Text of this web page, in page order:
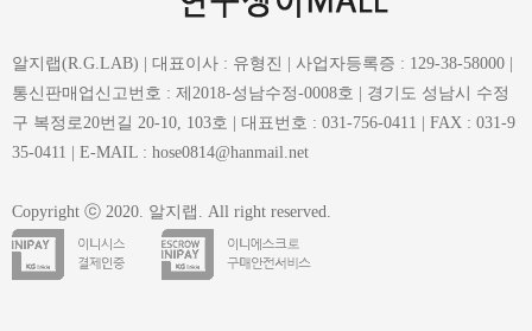
알지랩(R.G.LAB) | 대표이사 : 유형진 | 사업자등록증 : 129-38-58000 |
통신판매업신고번호 : 제2018-성남수정-0008호 | 경기도 성남시 수정
구 복정로20번길 20-10, 103호 | 대표번호 : 031-756-0411 | FAX : 031-9
35-0411 | E-MAIL : hose0814@hanmail.net
Copyright ⓒ 2020. 알지랩. All right reserved.